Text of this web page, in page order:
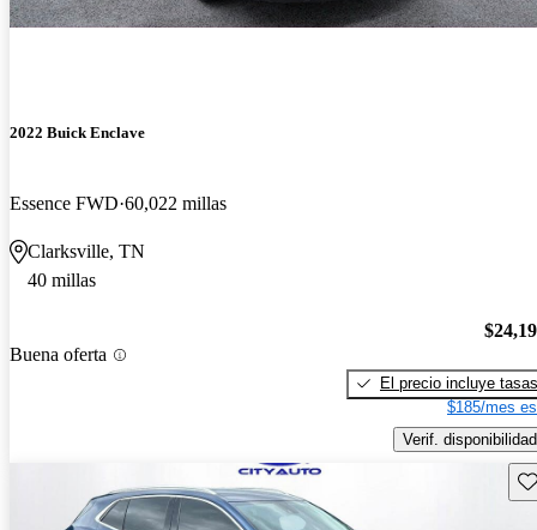
2022 Buick Enclave
Essence FWD 60,022 millas
Clarksville, TN
40 millas
Buena oferta
El precio incluye tasas
$185/mes
Verif. disponibilidad